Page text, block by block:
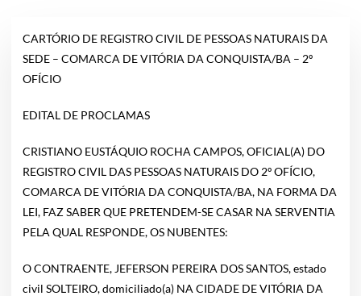
CARTÓRIO DE REGISTRO CIVIL DE PESSOAS NATURAIS DA
SEDE – COMARCA DE VITÓRIA DA CONQUISTA/BA – 2º
OFÍCIO
EDITAL DE PROCLAMAS
CRISTIANO EUSTÁQUIO ROCHA CAMPOS, OFICIAL(A) DO
REGISTRO CIVIL DAS PESSOAS NATURAIS DO 2º OFÍCIO,
COMARCA DE VITÓRIA DA CONQUISTA/BA, NA FORMA DA
LEI, FAZ SABER QUE PRETENDEM-SE CASAR NA SERVENTIA
PELA QUAL RESPONDE, OS NUBENTES:
O CONTRAENTE, JEFERSON PEREIRA DOS SANTOS, estado
civil SOLTEIRO, domiciliado(a) NA CIDADE DE VITÓRIA DA